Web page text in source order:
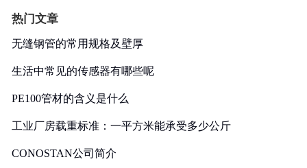
热门文章
无缝钢管的常用规格及壁厚
生活中常见的传感器有哪些呢
PE100管材的含义是什么
工业厂房载重标准：一平方米能承受多少公斤
CONOSTAN公司简介